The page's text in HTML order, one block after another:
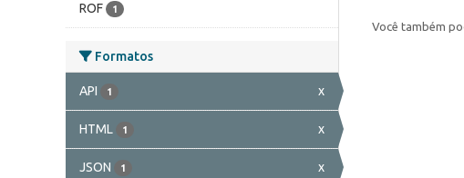
ROF 1
Formatos
API 1 x
HTML 1 x
JSON 1 x
Você também